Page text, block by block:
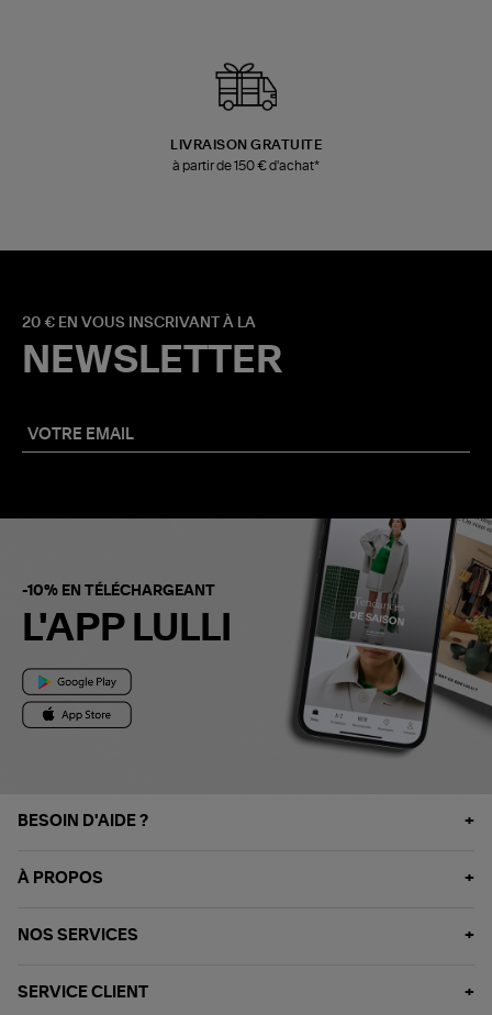
LIVRAISON GRATUITE
à partir de 150 € d'achat*
20 € EN VOUS INSCRIVANT À LA
NEWSLETTER
-10% EN TÉLÉCHARGEANT
L'APP LULLI
BESOIN D'AIDE ?
À PROPOS
NOS SERVICES
SERVICE CLIENT